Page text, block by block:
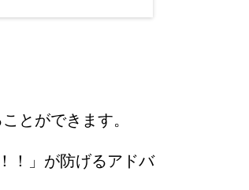
とができます。
！」が防げるアドバ